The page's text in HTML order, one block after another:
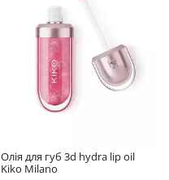
Олія для губ 3d hydra lip oil
Kiko Milano